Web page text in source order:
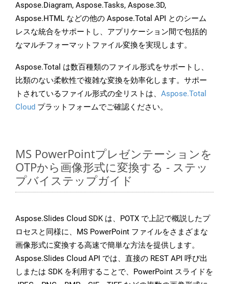
Aspose.Diagram, Aspose.Tasks, Aspose.3D,
Aspose.HTML などの他の Aspose.Total API とのシーム
レスな統合をサポートし、アプリケーション間で包括的
なマルチフォーマットファイル変換を実現します。
Aspose.Total は数百種類のファイル形式をサポートし、
比類のない柔軟性で複雑な変換を効率化します。サポー
トされているファイル形式の全リストは、 Aspose.Total
Cloud プラットフォームでご確認ください。
MS PowerPointプレゼンテーションを
OTPから画像形式に変換する - ステッ
プバイステップガイド
Aspose.Slides Cloud SDK は、POTX で上記で概説したプ
ロセスと同様に、MS PowerPoint ファイルをさまざまな
画像形式に変換する高速で簡単な方法を提供します。
Aspose.Slides Cloud API では、直接の REST API 呼び出
しまたは SDK を利用することで、PowerPoint スライドを